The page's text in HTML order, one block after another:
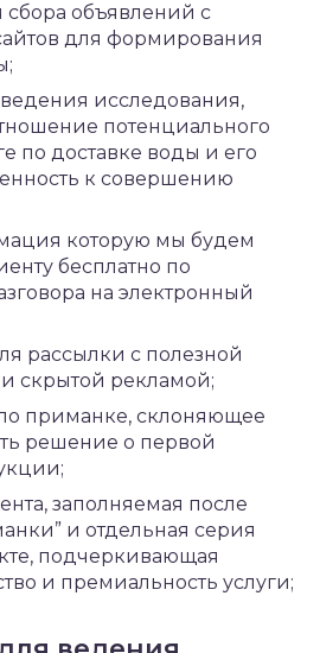
объявлений с
для формирования
исследования,
потенциального
по доставке воды и его
к совершению
которую мы будем
бесплатно по
на электронный
рассылки с полезной
скрытой рекламой;
приманке, склоняющее
решение о первой
заполняемая после
и отдельная серия
подчеркивающая
и премиальность услуги;